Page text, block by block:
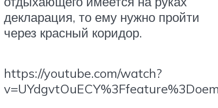
декларация, то ему нужно пройти
через красный коридор.
https://youtube.com/watch?